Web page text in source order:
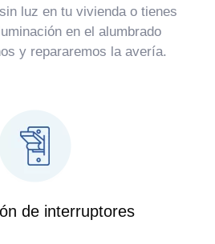
luz en tu vivienda o tienes
en el alumbrado
y repararemos la avería.
de interruptores